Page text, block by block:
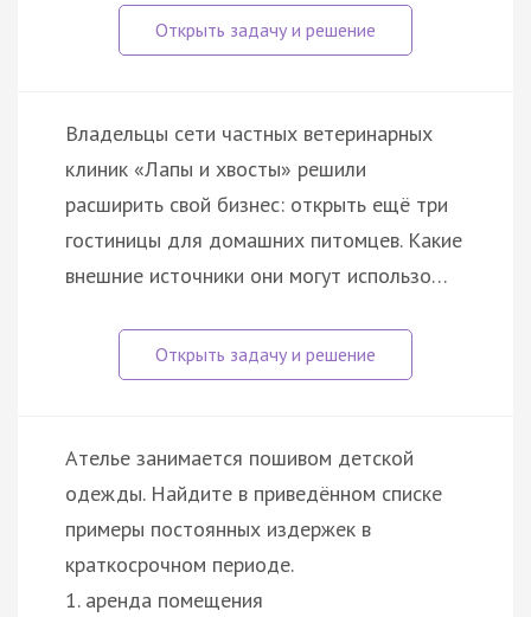
Владельцы сети частных ветеринарных
клиник «Лапы и хвосты» решили
расширить свой бизнес: открыть ещё три
гостиницы для домашних питомцев. Какие
внешние источники они могут использо…
Ателье занимается пошивом детской
одежды. Найдите в приведённом списке
примеры постоянных издержек в
краткосрочном периоде.
1. аренда помещения